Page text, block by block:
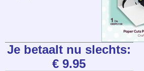
Je betaalt nu slechts:
€ 9.95